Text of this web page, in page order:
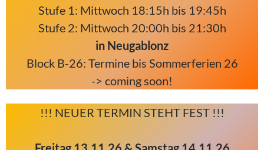
Stufe 1: Mittwoch 18:15h bis 19:45h
Stufe 2: Mittwoch 20:00h bis 21:30h
in Neugablonz
Block B-26: Termine bis Sommerferien 26
-> coming soon!
!!! NEUER TERMIN STEHT FEST !!!